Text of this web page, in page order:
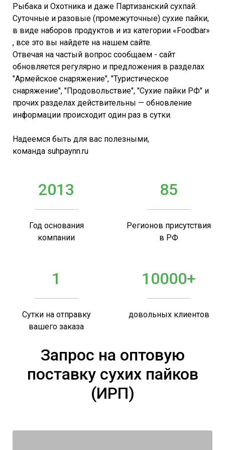
Рыбака и Охотника и даже Партизанский сухпай.
Суточные и разовые (промежуточные) сухие пайки,
в виде наборов продуктов и из категории «Foodbar»
, все это вы найдете на нашем сайте.
Отвечая на частый вопрос сообщаем - сайт
обновляется регулярно и предложения в разделах
"Армейское снаряжение", "Туристическое
снаряжение", "Продовольствие", "Сухие пайки РФ" и
прочих разделах действительны — обновление
информации происходит один раз в сутки.
Надеемся быть для вас полезными,
команда suhpaynn.ru
2013
Год основания
компании
85
Регионов присутствия
в РФ
1
Сутки на отправку
вашего заказа
10000+
довольных клиентов
Запрос на оптовую
поставку сухих пайков
(ИРП)